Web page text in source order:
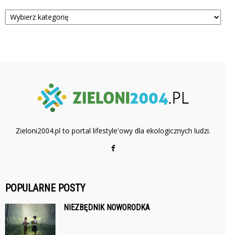
Kategorie
Zieloni2004.pl to portal lifestyle'owy dla ekologicznych ludzi.
POPULARNE POSTY
NIEZBĘDNIK NOWORODKA